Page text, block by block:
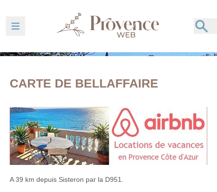
Ouvrir la barre de navigation
CARTE DE BELLAFFAIRE
A 39 km depuis Sisteron par la D951.